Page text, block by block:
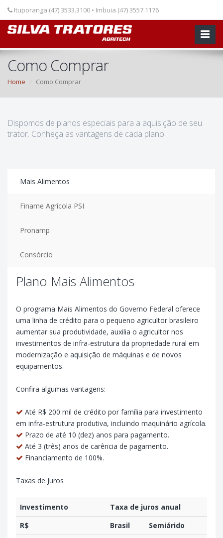
Ituporanga (47) 3533.3100 • Imbuia (47) 3557.1176
Como Comprar
Home Como Comprar
Dispomos de planos especiais para a aquisição de seu
trator. Conheça as vantagens de cada plano.
Mais Alimentos
Finame Agrícola PSI
Pronamp
Consórcio
Plano Mais Alimentos
O programa Mais Alimentos do Governo Federal oferece
uma linha de crédito para o pequeno agricultor brasileiro
aumentar sua produtividade, auxilia o agricultor nos
investimentos de infra-estrutura da propriedade rural em
modernização e aquisição de máquinas e de novos
equipamentos.
Confira algumas vantagens:
Até R$ 200 mil de crédito por família para investimento
em infra-estrutura produtiva, incluindo maquinário agrícola.
Prazo de até 10 (dez) anos para pagamento.
Até 3 (três) anos de carência de pagamento.
Financiamento de 100%.
Taxas de Juros
Investimento
Taxa de juros anual
R$
Brasil
Semiárido